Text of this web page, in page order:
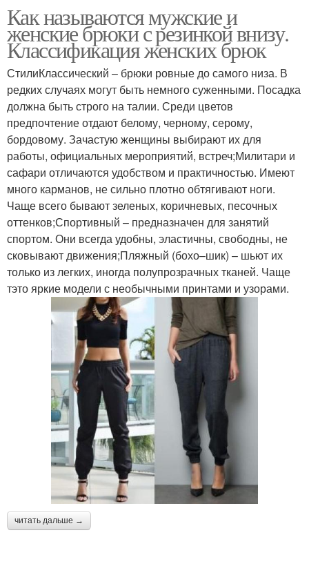
Как называются мужские и
женские брюки с резинкой внизу.
Классификация женских брюк
СтилиКлассический – брюки ровные до самого низа. В
редких случаях могут быть немного суженными. Посадка
должна быть строго на талии. Среди цветов
предпочтение отдают белому, черному, серому,
бордовому. Зачастую женщины выбирают их для
работы, официальных мероприятий, встреч;Милитари и
сафари отличаются удобством и практичностью. Имеют
много карманов, не сильно плотно обтягивают ноги.
Чаще всего бывают зеленых, коричневых, песочных
оттенков;Спортивный – предназначен для занятий
спортом. Они всегда удобны, эластичны, свободны, не
сковывают движения;Пляжный (бохо–шик) – шьют их
только из легких, иногда полупрозрачных тканей. Чаще
тэто яркие модели с необычными принтами и узорами.
читать дальше →